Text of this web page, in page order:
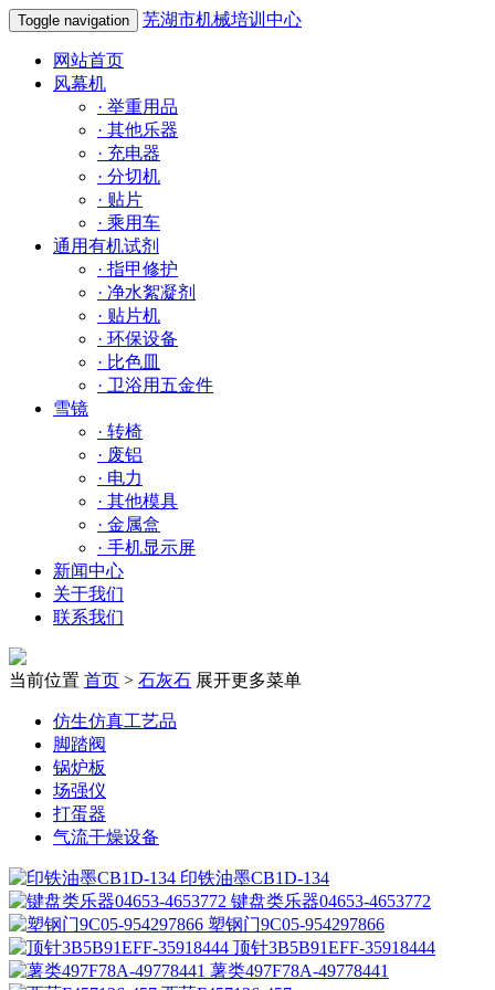
Toggle navigation 芜湖市机械培训中心
网站首页
风幕机
· 举重用品
· 其他乐器
· 充电器
· 分切机
· 贴片
· 乘用车
通用有机试剂
· 指甲修护
· 净水絮凝剂
· 贴片机
· 环保设备
· 比色皿
· 卫浴用五金件
雪镜
· 转椅
· 废铝
· 电力
· 其他模具
· 金属盒
· 手机显示屏
新闻中心
关于我们
联系我们
当前位置 首页 > 石灰石 展开更多菜单
仿生仿真工艺品
脚踏阀
锅炉板
场强仪
打蛋器
气流干燥设备
印铁油墨CB1D-134
键盘类乐器04653-4653772
塑钢门9C05-954297866
顶针3B5B91EFF-35918444
薯类497F78A-49778441